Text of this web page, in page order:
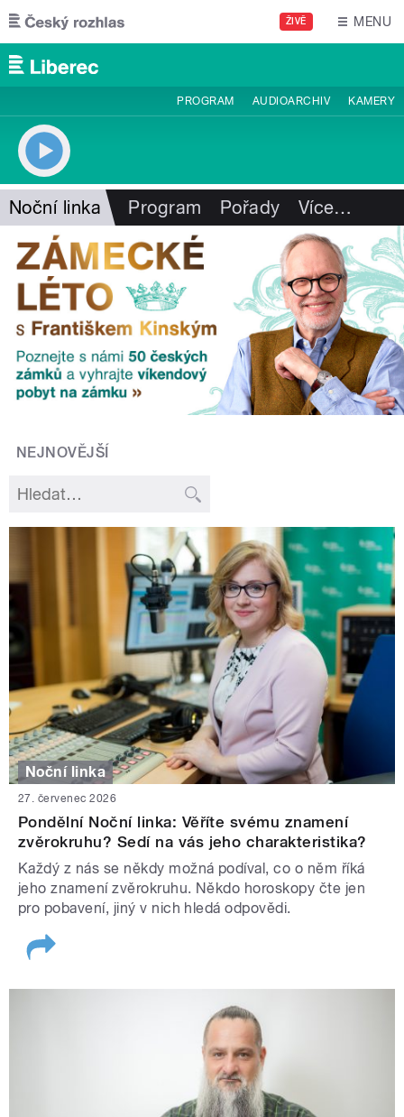
Přejít k hlavnímu obsahu
ŽIVĚ MENU
PROGRAM AUDIOARCHIV KAMERY
Noční linka Program Pořady Více…
NEJNOVĚJŠÍ
Noční linka
27. červenec 2026
Pondělní Noční linka: Věříte svému znamení
zvěrokruhu? Sedí na vás jeho charakteristika?
Každý z nás se někdy možná podíval, co o něm říká
jeho znamení zvěrokruhu. Někdo horoskopy čte jen
pro pobavení, jiný v nich hledá odpovědi.